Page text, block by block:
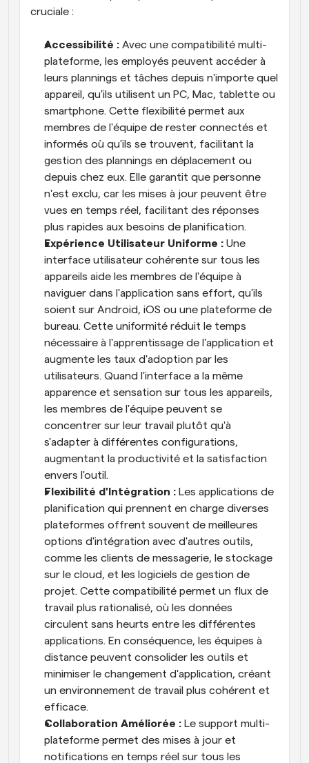
cruciale :
Accessibilité : Avec une compatibilité multi-
plateforme, les employés peuvent accéder à
leurs plannings et tâches depuis n'importe quel
appareil, qu'ils utilisent un PC, Mac, tablette ou
smartphone. Cette flexibilité permet aux
membres de l'équipe de rester connectés et
informés où qu'ils se trouvent, facilitant la
gestion des plannings en déplacement ou
depuis chez eux. Elle garantit que personne
n'est exclu, car les mises à jour peuvent être
vues en temps réel, facilitant des réponses
plus rapides aux besoins de planification.
Expérience Utilisateur Uniforme : Une
interface utilisateur cohérente sur tous les
appareils aide les membres de l'équipe à
naviguer dans l'application sans effort, qu'ils
soient sur Android, iOS ou une plateforme de
bureau. Cette uniformité réduit le temps
nécessaire à l'apprentissage de l'application et
augmente les taux d'adoption par les
utilisateurs. Quand l'interface a la même
apparence et sensation sur tous les appareils,
les membres de l'équipe peuvent se
concentrer sur leur travail plutôt qu'à
s'adapter à différentes configurations,
augmentant la productivité et la satisfaction
envers l'outil.
Flexibilité d'Intégration : Les applications de
planification qui prennent en charge diverses
plateformes offrent souvent de meilleures
options d'intégration avec d'autres outils,
comme les clients de messagerie, le stockage
sur le cloud, et les logiciels de gestion de
projet. Cette compatibilité permet un flux de
travail plus rationalisé, où les données
circulent sans heurts entre les différentes
applications. En conséquence, les équipes à
distance peuvent consolider les outils et
minimiser le changement d'application, créant
un environnement de travail plus cohérent et
efficace.
Collaboration Améliorée : Le support multi-
plateforme permet des mises à jour et
notifications en temps réel sur tous les